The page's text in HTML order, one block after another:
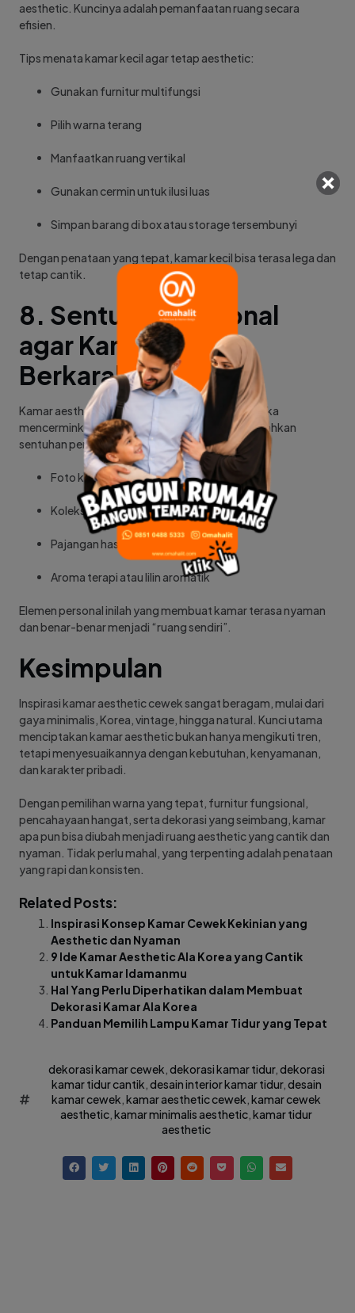
aesthetic. Kuncinya adalah pemanfaatan ruang secara
efisien.
Tips menata kamar kecil agar tetap aesthetic:
Gunakan furnitur multifungsi
Pilih warna terang
Manfaatkan ruang vertikal
Gunakan cermin untuk ilusi luas
Simpan barang di box atau storage tersembunyi
Dengan penataan yang tepat, kamar kecil bisa terasa lega dan
tetap cantik.
8. Sentuhan Personal
agar Kamar Lebih
Berkarakter
Kamar aesthetic cewek akan terasa lebih hidup jika
mencerminkan kepribadian penghuninya. Tambahkan
sentuhan personal seperti:
Foto kenangan
Koleksi buku favorit
Pajangan hasil karya sendiri
Aroma terapi atau lilin aromatik
Elemen personal inilah yang membuat kamar terasa nyaman
dan benar-benar menjadi “ruang sendiri”.
Kesimpulan
Inspirasi kamar aesthetic cewek sangat beragam, mulai dari
gaya minimalis, Korea, vintage, hingga natural. Kunci utama
menciptakan kamar aesthetic bukan hanya mengikuti tren,
tetapi menyesuaikannya dengan kebutuhan, kenyamanan,
dan karakter pribadi.
Dengan pemilihan warna yang tepat, furnitur fungsional,
pencahayaan hangat, serta dekorasi yang seimbang, kamar
apa pun bisa diubah menjadi ruang aesthetic yang cantik dan
nyaman. Tidak perlu mahal, yang terpenting adalah penataan
yang rapi dan konsisten.
Related Posts:
Inspirasi Konsep Kamar Cewek Kekinian yang
Aesthetic dan Nyaman
9 Ide Kamar Aesthetic Ala Korea yang Cantik
untuk Kamar Idamanmu
Hal Yang Perlu Diperhatikan dalam Membuat
Dekorasi Kamar Ala Korea
Panduan Memilih Lampu Kamar Tidur yang Tepat
dekorasi kamar cewek,dekorasi kamar tidur,dekorasi
kamar tidur cantik,desain interior kamar tidur,desain
kamar cewek,kamar aesthetic cewek,kamar cewek
aesthetic,kamar minimalis aesthetic,kamar tidur
aesthetic